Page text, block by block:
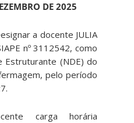
DE 2025
a docente JULIA
nº 3112542, como
Estruturante (NDE) do
pelo período
carga horária